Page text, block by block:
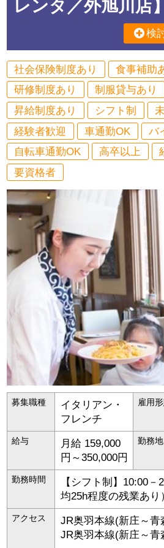
レンタ／外旭川店
検
社会保険制度あり
食事補助
研修制度あり
制服貸与あり
昇給制度あり
シフト制
経験者歓迎
車通勤OK
バ
自転車通勤OK
高卒以上
要資格者
募集職種
イタリアン・
フレンチ
雇用
給与
月給 159,000
円～350,000円
勤務地
勤務時間
【シフト制】10:00
均25h程度の残業あり
アクセス
JR奥羽本線(新庄～青
JR奥羽本線(新庄～青